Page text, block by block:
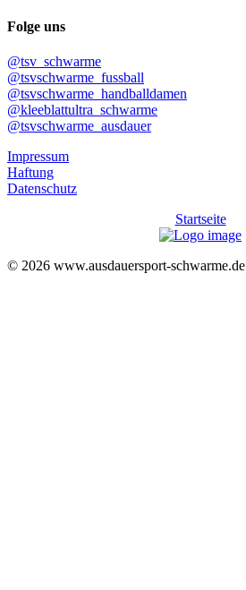
Folge uns
@tsv_schwarme
@tsvschwarme_fussball
@tsvschwarme_handballdamen
@kleeblattultra_schwarme
@tsvschwarme_ausdauer
Impressum
Haftung
Datenschutz
Startseite
© 2026 www.ausdauersport-schwarme.de